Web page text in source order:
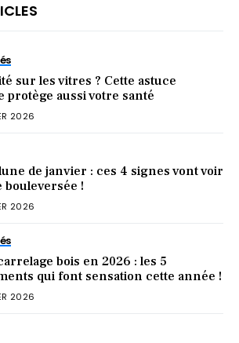
sur les vitres ? Cette astuce
protège aussi votre santé
2026
de janvier : ces 4 signes vont voir
bouleversée !
2026
bois en 2026 : les 5
qui font sensation cette année !
2026